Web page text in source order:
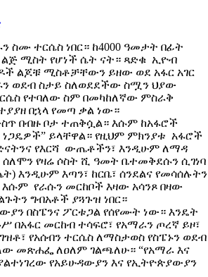
ስሙ ተርሴስ ነበር። ከ4000 ዓመታት በፊት
ልጅ ሚስት የሆነች ሴት ናት። ጻድቁ ኢዮብ
ልጆቹ ሚስቶቻቸውን ይዘው ወደ አፋር አገር
ወደብ ስታይ ስለወደደችው ስሟን ህያው
የተባለው ስም በመካከለኛው ምስራቅ
በኋላ የመጣ ቃል ነው።
በብዙ ቦታ ተጠቅሷል። እሱም ከአፋሮች
ነጋዴዎች” ይላቸዋል። የዚህም ምክንያቱ አፋሮች
የእርሻ ውጤቶችን፣ እንዲሁም ለማዳ
የዛሬ ሶስት ሺ ዓመት ቤተመቅደሱን ሲገነባ
እንዲሁም እጣን፣ ከርቤ፣ ሰንደልና የመሳሰሉትን
የራሱን መርከቦች እዛው አሳንጾ በዛው
ግብአቶች ያጓጉዝ ነበር።
በስፔንና ፖርቱጋል የሰየሙት ነው። እንዴት
በአፋር መርከብ ተሳፍሮ፣ የአማራን ጦረኛ ይዞ፣
የአሰብን ተርሴስ ለማስታወስ የስፔኑን ወደብ
መጽሐፌ ለዐለም ገልጫለሁ። “የአማራ እና
የአይሁዳውያን እና የኢትዮጵያውያን